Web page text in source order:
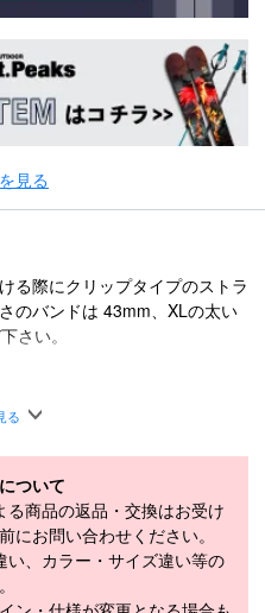
見る
る際にクリップタイプのストラ
のバンドは 43mm、XLの太い
さい。
2023-2024
る
ついて
商品の返品・交換はお受け
にお問い合わせください。
、カラー・サイズ違い等の